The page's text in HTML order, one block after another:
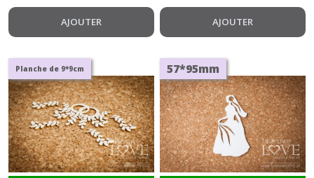
AJOUTER AJOUTER
Planche de 9*9cm 57*95mm